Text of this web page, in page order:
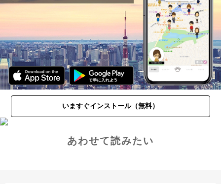
いますぐインストール（無料）
あわせて読みたい